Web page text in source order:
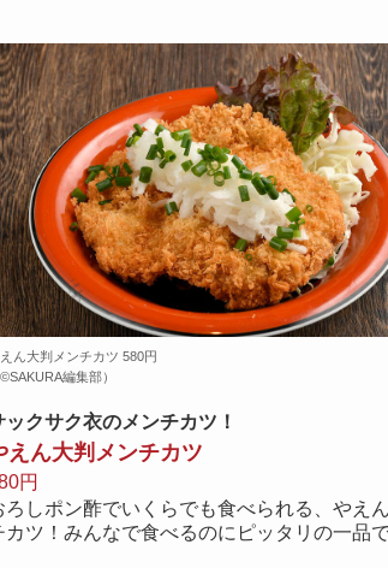
ん大判メンチカツ 580円
©️SAKURA編集部）
ックサク衣のメンチカツ！
えん大判メンチカツ
円
ろしポン酢でいくらでも食べられる、やえ
カツ！みんなで食べるのにピッタリの一品